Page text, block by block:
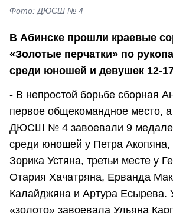
Фото: ДЮСШ № 4
В Абинске прошли краевые
«Золотые перчатки» по
среди юношей и девушек 12-
- В непростой борьбе сборная
первое общекомандное место,
ДЮСШ № 4 завоевали 9
среди юношей у Петра Акопяна,
Зорика Устяна, третьи месте у
Отария Хачатряна, Ерванда
Калайджяна и Артура Есырева.
«золото» завоевала Ульяна